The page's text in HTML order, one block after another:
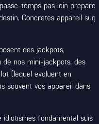
temps pas loin prepare
Concretes appareil sug
des jackpots,
nos mini-jackpots, des
(lequel evoluent en
souvent vos appareil dans
idiotismes fondamental suis